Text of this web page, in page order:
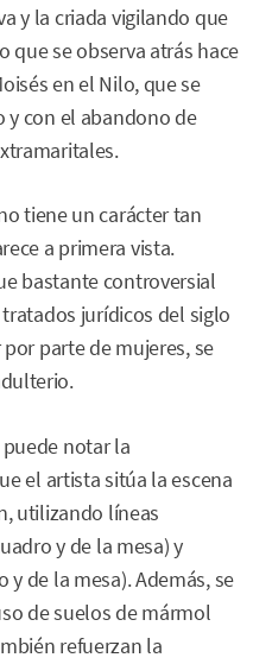
y la criada vigilando que
que se observa atrás hace
en el Nilo, que se
y con el abandono de
tiene un carácter tan
a primera vista.
bastante controversial
jurídicos del siglo
parte de mujeres, se
notar la
el artista sitúa la escena
utilizando líneas
y de la mesa) y
de la mesa). Además, se
de suelos de mármol
refuerzan la